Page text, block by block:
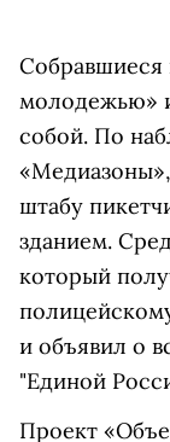
Собравшиеся
молодежью»
собой. По
штабу
зданием.
который
и объявил о
"Единой
Проект